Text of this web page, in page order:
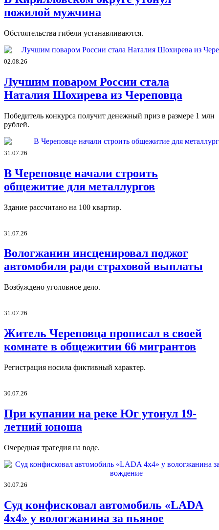
пожилой мужчина
Обстоятельства гибели устанавливаются.
02.08.26
Лучшим поваром России стала
Наталия Шохирева из Череповца
Победитель конкурса получит денежный приз в размере 1 млн
рублей.
31.07.26
В Череповце начали строить
общежитие для металлургов
Здание рассчитано на 100 квартир.
31.07.26
Вологжанин инсценировал поджог
автомобиля ради страховой выплаты
Возбуждено уголовное дело.
31.07.26
Житель Череповца прописал в своей
комнате в общежитии 66 мигрантов
Регистрация носила фиктивный характер.
30.07.26
При купании на реке Юг утонул 19-
летний юноша
Очередная трагедия на воде.
30.07.26
Суд конфисковал автомобиль «LADA
4х4» у вологжанина за пьяное